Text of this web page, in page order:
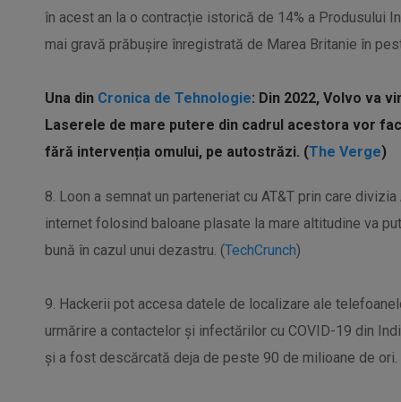
în acest an la o contracție istorică de 14% a Produsului
mai gravă prăbușire înregistrată de Marea Britanie în
Una din Cronica de Tehnologie: Din 2022, Volvo va
Laserele de mare putere din cadrul acestora vor
fără intervenția omului, pe autostrăzi. (The Verge)
8. Loon a semnat un parteneriat cu AT&T prin care
internet folosind baloane plasate la mare altitudine va
bună în cazul unui dezastru. (TechCrunch)
9. Hackerii pot accesa datele de localizare ale
urmărire a contactelor și infectărilor cu COVID-19 din
și a fost descărcată deja de peste 90 de milioane de ori.